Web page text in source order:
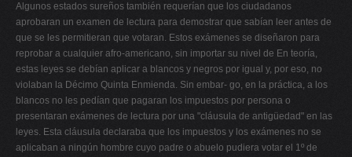
Algunos estados sureños también requerían que los ciudadanos
aprobaran un examen de lectura para demostrar que sabían leer antes de
que se les permitieran que votaran. Estos exámenes se diseñaron para
reprobar a cualquier afro-americano, sin importar su nivel de En teoría,
estas leyes se debían aplicar a blancos y negros por igual y, por eso, no
violaban la Décimo Quinta Enmienda. Sin embar- go, en la práctica, a los
blancos no les pedían que pagaran los impuestos por persona o
presentaran exámenes de lectura por una "cláusula de antigüedad" en las
leyes. Esta cláusula declaraba que los impuestos y los exámenes no se
aplicaban a ningún hombre cuyo padre o abuelo pudiera votar el 1º de